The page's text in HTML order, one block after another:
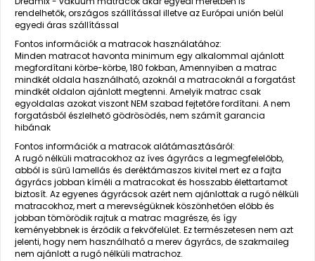
rendelhetők, országos szállítással illetve az Európai unión belül
egyedi áras szállítással
Fontos információk a matracok használatához:
Minden matracot havonta minimum egy alkalommal ajánlott
megfordítani körbe-körbe, 180 fokban, Amennyiben a matrac
mindkét oldala használható, azoknál a matracoknál a forgatást
mindkét oldalon ajánlott megtenni. Amelyik matrac csak
egyoldalas azokat viszont NEM szabad fejtetőre fordítani. A nem
forgatásból észlelhető gödrösödés, nem számít garancia
hibának
Fontos információk a matracok alátámasztásáról:
A rugó nélküli matracokhoz az íves ágyrács a legmegfelelőbb,
abból is sűrű lamellás és deréktámaszos kivitel mert ez a fajta
ágyrács jobban kíméli a matracokat és hosszabb élettartamot
biztosít. Az egyenes ágyrácsok azért nem ajánlottak a rugó nélküli
matracokhoz, mert a merevségüknek köszönhetően előbb és
jobban tömörödik rajtuk a matrac magrésze, és így
keményebbnek is érződik a fekvőfelület. Ez természetesen nem azt
jelenti, hogy nem használható a merev ágyrács, de szakmaileg
nem ajánlott a rugó nélküli matrachoz.